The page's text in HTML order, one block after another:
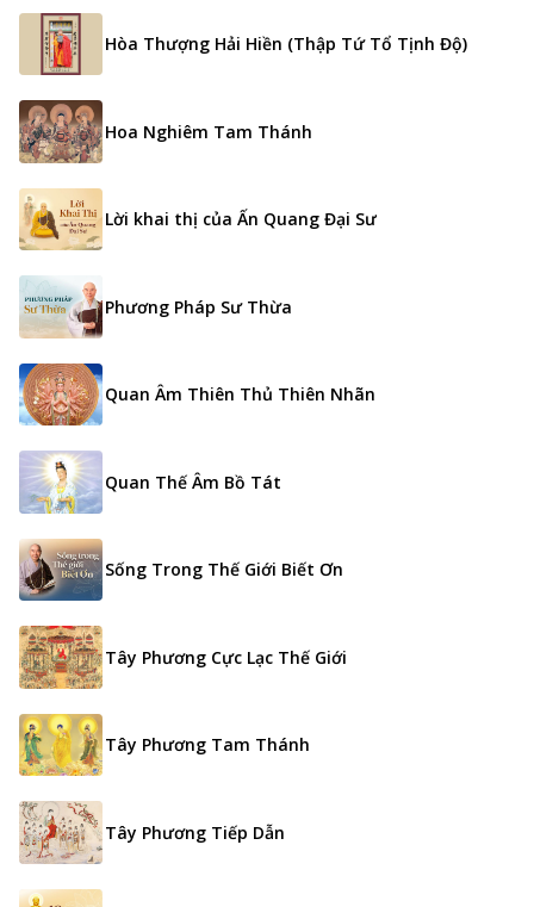
Hòa Thượng Hải Hiền (Thập Tứ Tổ Tịnh Độ)
Hoa Nghiêm Tam Thánh
Lời khai thị của Ấn Quang Đại Sư
Phương Pháp Sư Thừa
Quan Âm Thiên Thủ Thiên Nhãn
Quan Thế Âm Bồ Tát
Sống Trong Thế Giới Biết Ơn
Tây Phương Cực Lạc Thế Giới
Tây Phương Tam Thánh
Tây Phương Tiếp Dẫn